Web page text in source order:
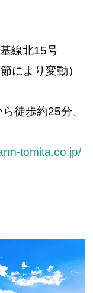
線北15号
により変動）
徒歩約25分、
tomita.co.jp/